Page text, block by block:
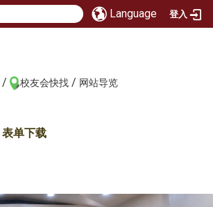
Language 登入
/ 校友会快找 / 网站导览
表单下载